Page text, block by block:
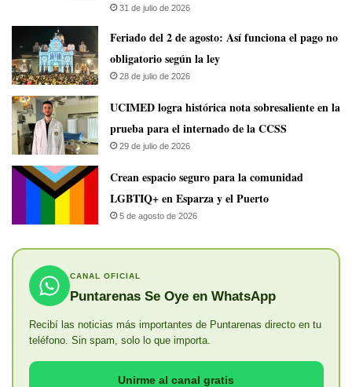
31 de julio de 2026
Feriado del 2 de agosto: Así funciona el pago no
obligatorio según la ley
28 de julio de 2026
UCIMED logra histórica nota sobresaliente en la
prueba para el internado de la CCSS
29 de julio de 2026
Crean espacio seguro para la comunidad
LGBTIQ+ en Esparza y el Puerto
5 de agosto de 2026
CANAL OFICIAL
Puntarenas Se Oye en WhatsApp
Recibí las noticias más importantes de Puntarenas directo en tu
teléfono. Sin spam, solo lo que importa.
Unirme al canal gratis